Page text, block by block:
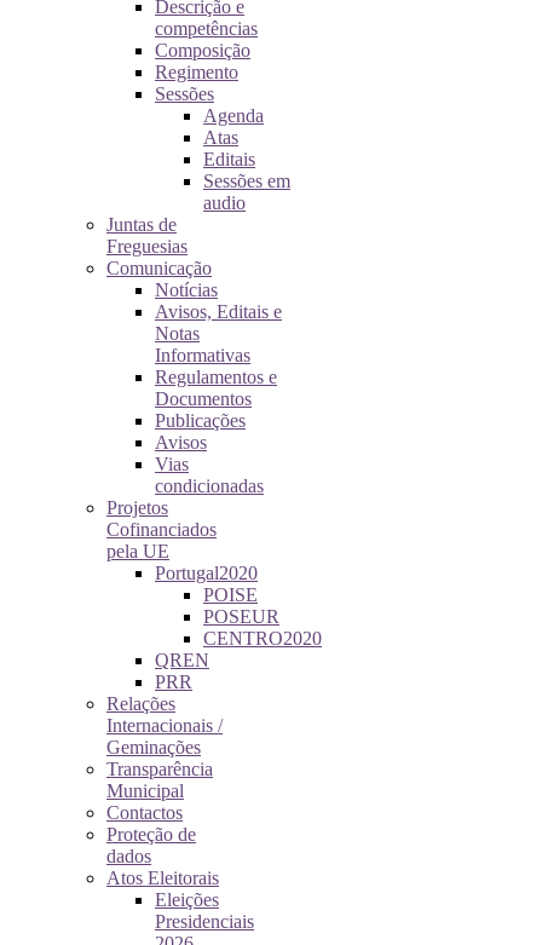
Descrição e
competências
Composição
Regimento
Sessões
Agenda
Atas
Editais
Sessões em
audio
Juntas de
Freguesias
Comunicação
Notícias
Avisos, Editais e
Notas
Informativas
Regulamentos e
Documentos
Publicações
Avisos
Vias
condicionadas
Projetos
Cofinanciados
pela UE
Portugal2020
POISE
POSEUR
CENTRO2020
QREN
PRR
Relações
Internacionais /
Geminações
Transparência
Municipal
Contactos
Proteção de
dados
Atos Eleitorais
Eleições
Presidenciais